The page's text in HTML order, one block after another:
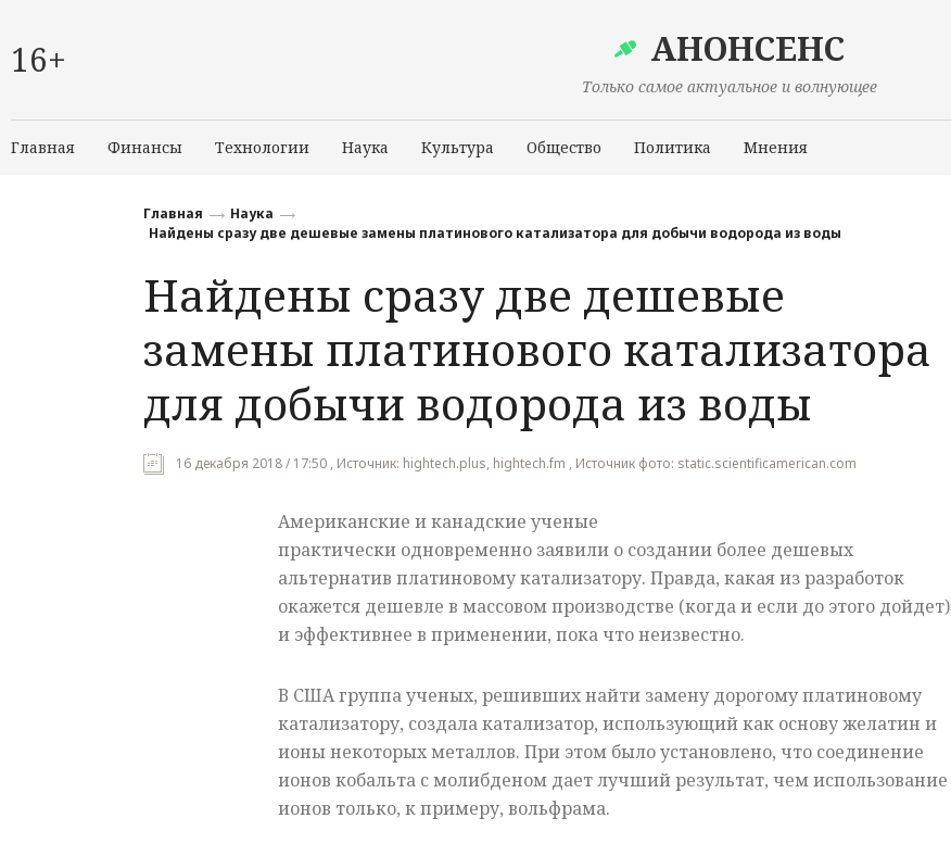
16+ АНОНСЕНС
Только самое актуальное и волнующее
Главная Финансы Технологии Наука Культура Общество Политика Мнения
Главная
Наука
Найдены сразу две дешевые замены платинового катализатора для добычи водорода из воды
Найдены сразу две дешевые
замены платинового катализатора
для добычи водорода из воды
16 декабря 2018 / 17:50 , Источник: hightech.plus, hightech.fm , Источник фото: static.scientificamerican.com
Американские и канадские ученые
практически одновременно заявили о создании более дешевых
альтернатив платиновому катализатору. Правда, какая из разработок
окажется дешевле в массовом производстве (когда и если до этого дойдет)
и эффективнее в применении, пока что неизвестно.
В США группа ученых, решивших найти замену дорогому платиновому
катализатору, создала катализатор, использующий как основу желатин и
ионы некоторых металлов. При этом было установлено, что соединение
ионов кобальта с молибденом дает лучший результат, чем использование
ионов только, к примеру, вольфрама.